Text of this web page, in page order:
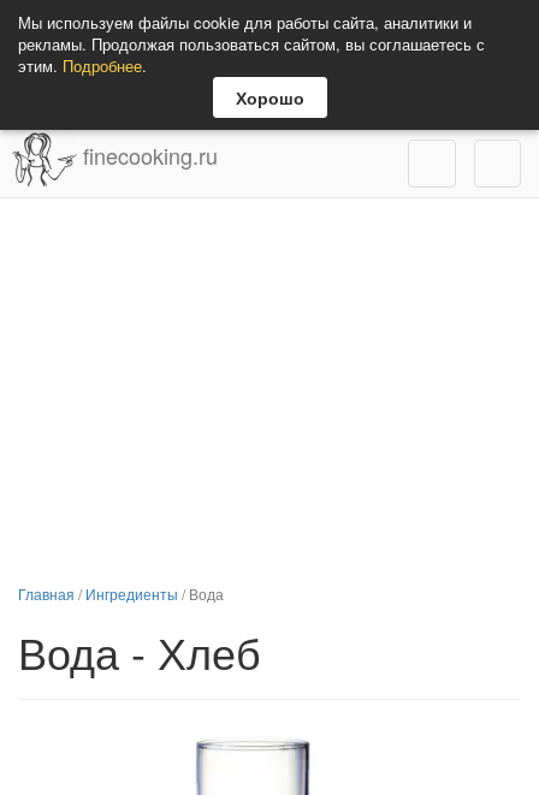
Мы используем файлы cookie для работы сайта, аналитики и
рекламы. Продолжая пользоваться сайтом, вы соглашаетесь с
этим. Подробнее.
Хорошо
finecooking.ru
Главная /Ингредиенты /Вода
Вода - Хлеб